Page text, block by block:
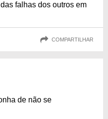
falhas dos outros em
COMPARTILHAR
de não se